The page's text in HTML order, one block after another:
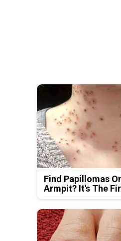
Find Papillomas
Armpit? It's The